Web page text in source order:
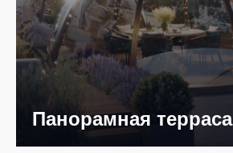
Панорамная терраса